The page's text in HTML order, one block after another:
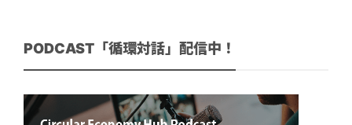
PODCAST「循環対話」配信中！